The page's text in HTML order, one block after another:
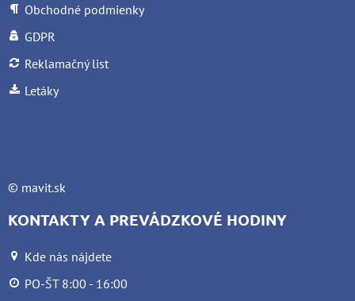
Obchodné podmienky
GDPR
Reklamačný list
Letáky
© mavit.sk
KONTAKTY A PREVÁDZKOVÉ HODINY
Kde nás nájdete
PO-ŠT 8:00 - 16:00